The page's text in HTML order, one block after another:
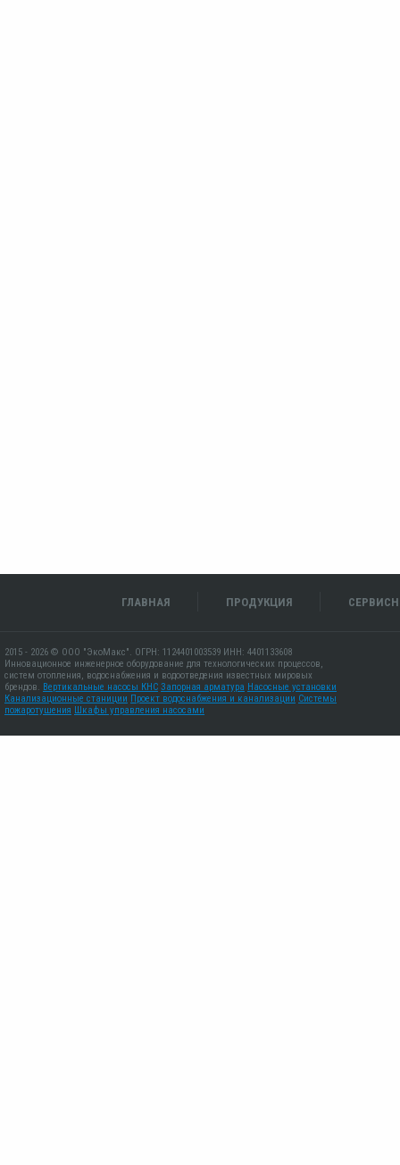
ГЛАВНАЯ ПРОДУКЦИЯ
2015 - 2026 © ООО "ЭкоМакс". ОГРН: 1124401003539 ИНН: 4401133608
Инновационное инженерное оборудование для технологических процессов,
систем отопления, водоснабжения и водоотведения известных мировых
брендов. Вертикальные насосы КНС Запорная арматура Насосные установки
Канализационные станиции Проект водоснабжения и канализации Системы
пожаротушения Шкафы управления насосами